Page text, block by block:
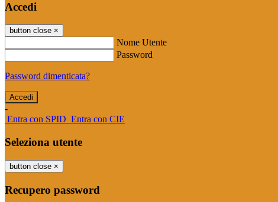
Accedi
button close ×
Nome Utente
Password
Password dimenticata?
-
Entra con SPID Entra con CIE
Seleziona utente
button close ×
Recupero password